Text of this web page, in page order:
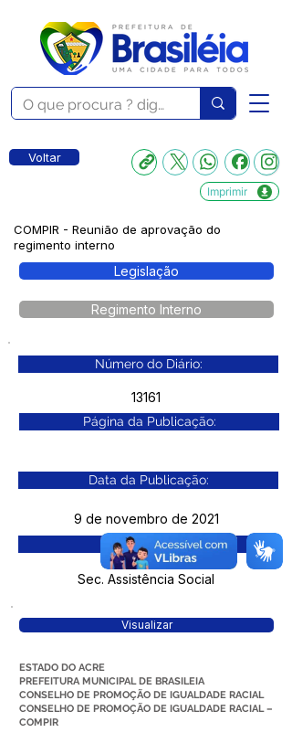
Voltar
Imprimir
COMPIR - Reunião de aprovação do
regimento interno
Legislação
Regimento Interno
Número do Diário:
13161
Página da Publicação:
Data da Publicação:
9 de novembro de 2021
Órgão:
Sec. Assistência Social
Visualizar
ESTADO DO ACRE
PREFEITURA MUNICIPAL DE BRASILEIA
CONSELHO DE PROMOÇÃO DE IGUALDADE RACIAL
CONSELHO DE PROMOÇÃO DE IGUALDADE RACIAL –
COMPIR